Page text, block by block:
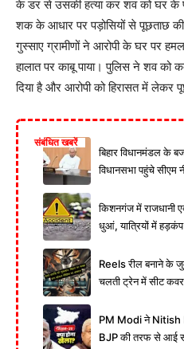
के डर से उसकी हत्या कर शव को घर के
शक के आधार पर पड़ोसियों से पूछताछ
गुस्साए ग्रामीणों ने आरोपी के घर पर
हालात पर काबू पाया। पुलिस ने शव को
दिया है और आरोपी को हिरासत में लेकर
संबंधित खबरें
बिहार विधानमंडल के
विधानसभा पहुंचे सीएम
किशनगंज में राजधानी
धुआं, यात्रियों में हड़कंप
Reels रील बनाने के
चलती ट्रेन में सीट
PM Modi ने Nitish
BJP की तरफ से आई